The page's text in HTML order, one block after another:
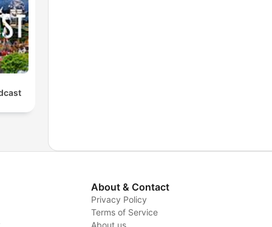
About & Contact
Privacy Policy
Terms of Service
About us